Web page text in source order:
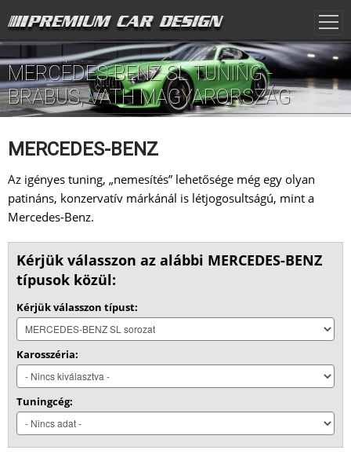
MERCEDES-BENZ SL TUNING -
BRABUS, VÄTH MAGYARORSZÁG
MERCEDES-BENZ
Az igényes tuning, „nemesítés” lehetősége még egy olyan
patináns, konzervatív márkánál is létjogosultságú, mint a
Mercedes-Benz.
Kérjük válasszon az alábbi MERCEDES-BENZ
típusok közül:
Kérjük válasszon típust:
Karosszéria:
Tuningcég: